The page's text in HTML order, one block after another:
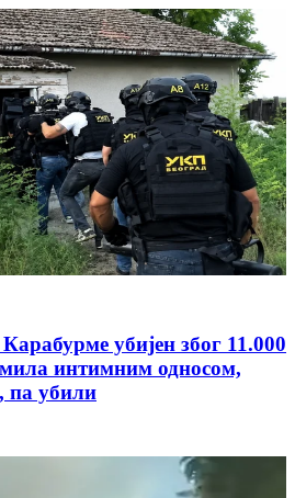
убијен због 11.000
интимним односом,
па убили